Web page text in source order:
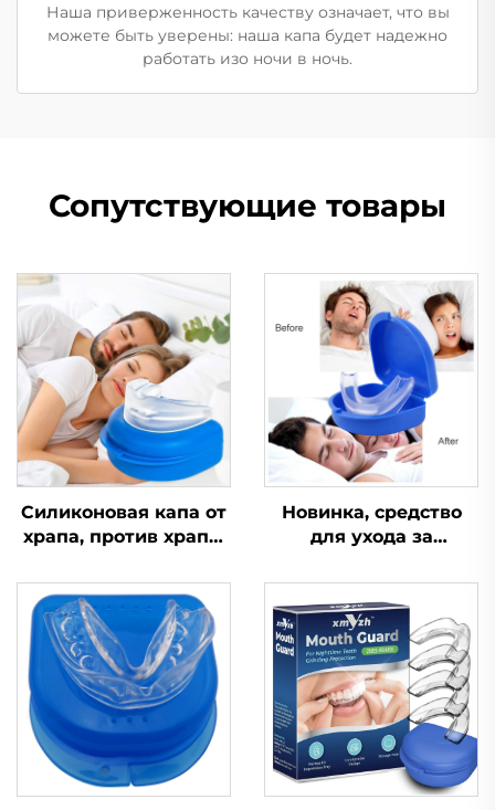
Наша приверженность качеству означает, что вы
можете быть уверены: наша капа будет надежно
работать изо ночи в ночь.
Сопутствующие товары
Силиконовая капа от
храпа, против храпа,
бруксизма, средство
для сна,
ортодонтическая
капа, средства
личной гигиены,
помощь при сне и
храпе
Новинка, средство
для ухода за
устройство для
помощи во сне,
улучшает качество
сна, силиконовая и
EVA-капа от храпа